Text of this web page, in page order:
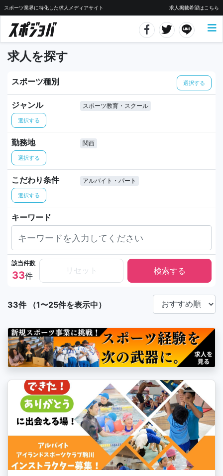
スポーツ業界に特化した求人メディアサイト 求人掲載希望はこちら
求人を探す
スポーツ種別 選択する
ジャンル
選択する
スポーツ教育・スクール
勤務地
選択する
関西
こだわり条件
選択する
アルバイト・パート
キーワード
該当件数
33件
リセット
33件 （1〜25件を表示中）